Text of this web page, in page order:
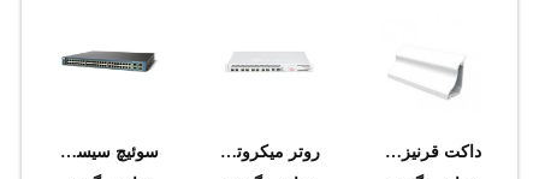
داکت قرنيزي ارتفاع 80mm داراي لبه نرم سوپيتا
روتر میکروتیک مدل +CCR1072-1G-8S
سوئیچ سیسکو مدل WS-C3560G-48PS-E